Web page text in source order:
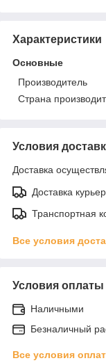
Характеристики
Основные
Производитель
Страна
Условия
Доставка
Доставка
Транспортная
Все условия
Условия оплаты
Наличными
Безналичный
Все условия